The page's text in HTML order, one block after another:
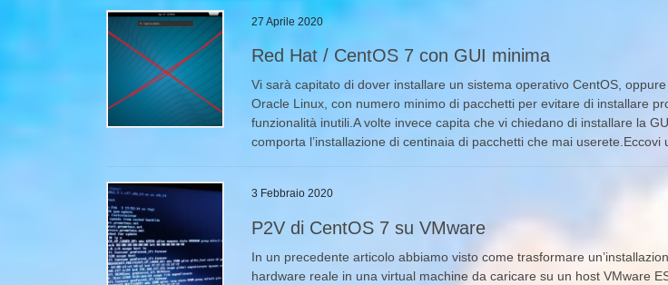
27 Aprile 2020
Red Hat / CentOS 7 con GUI minima
Vi sarà capitato di dover installare un sistema operativo CentOS,
Oracle Linux, con numero minimo di pacchetti per evitare di installare
funzionalità inutili.A volte invece capita che vi chiedano di installare la
comporta l’installazione di centinaia di pacchetti che mai
3 Febbraio 2020
P2V di CentOS 7 su VMware
In un precedente articolo abbiamo visto come trasformare
hardware reale in una virtual machine da caricare su un host VMware